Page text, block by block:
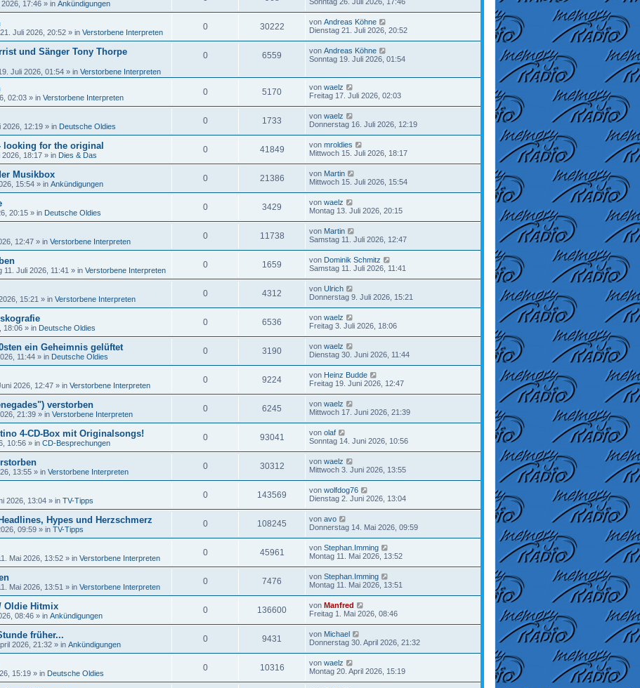
17:46 » in Ankündigungen
Juli 2026, 20:52 » in Verstorbene Interpreten
0 30222 von Andreas Köhne
Dienstag 21. Juli 2026, 20:52
und Sänger Tony Thorpe
Juli 2026, 01:54 » in Verstorbene Interpreten
0 6559 von Andreas Köhne
Sonntag 19. Juli 2026, 01:54
02:03 » in Verstorbene Interpreten
0 5170 von waelz
Freitag 17. Juli 2026, 02:03
2026, 12:19 » in Deutsche Oldies
0 1733 von waelz
Donnerstag 16. Juli 2026, 12:19
looking for the original
2026, 18:17 » in Dies & Das
0 41849 von mroldies
Mittwoch 15. Juli 2026, 18:17
Musikbox
15:54 » in Ankündigungen
0 21386 von Martin
Mittwoch 15. Juli 2026, 15:54
20:15 » in Deutsche Oldies
0 3429 von waelz
Montag 13. Juli 2026, 20:15
12:47 » in Verstorbene Interpreten
0 11738 von Martin
Samstag 11. Juli 2026, 12:47
11. Juli 2026, 11:41 » in Verstorbene Interpreten
0 1659 von Dominik Schmitz
Samstag 11. Juli 2026, 11:41
15:21 » in Verstorbene Interpreten
0 4312 von Ulrich
Donnerstag 9. Juli 2026, 15:21
18:06 » in Deutsche Oldies
0 6536 von waelz
Freitag 3. Juli 2026, 18:06
ein Geheimnis gelüftet
11:44 » in Deutsche Oldies
0 3190 von waelz
Dienstag 30. Juni 2026, 11:44
2026, 12:47 » in Verstorbene Interpreten
0 9224 von Heinz Budde
Freitag 19. Juni 2026, 12:47
verstorben
21:39 » in Verstorbene Interpreten
0 6245 von waelz
Mittwoch 17. Juni 2026, 21:39
4-CD-Box mit Originalsongs!
10:56 » in CD-Besprechungen
0 93041 von olaf
Sonntag 14. Juni 2026, 10:56
13:55 » in Verstorbene Interpreten
0 30312 von waelz
Mittwoch 3. Juni 2026, 13:55
2026, 13:04 » in TV-Tipps
0 143569 von wolfdog76
Dienstag 2. Juni 2026, 13:04
Hypes und Herzschmerz
09:59 » in TV-Tipps
0 108245 von avo
Donnerstag 14. Mai 2026, 09:59
Mai 2026, 13:52 » in Verstorbene Interpreten
0 45961 von Stephan.Imming
Montag 11. Mai 2026, 13:52
Mai 2026, 13:51 » in Verstorbene Interpreten
0 7476 von Stephan.Imming
Montag 11. Mai 2026, 13:51
Oldie Hitmix
08:46 » in Ankündigungen
0 136600 von Manfred
Freitag 1. Mai 2026, 08:46
früher...
2026, 21:32 » in Ankündigungen
0 9431 von Michael
Donnerstag 30. April 2026, 21:32
15:19 » in Deutsche Oldies
0 10316 von waelz
Montag 20. April 2026, 15:19